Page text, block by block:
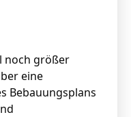
noch größer
eine
Bebauungsplans